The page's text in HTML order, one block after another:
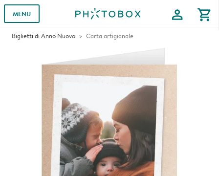
MENU profile shopping_cart
Biglietti di Anno Nuovo Carta artigianale